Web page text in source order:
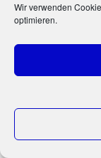
Wir verwenden
optimieren.Ab 18:30
Ort: Sto
Find out
Mai